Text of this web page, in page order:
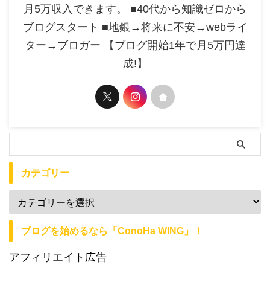
月5万収入できます。 ■40代から知識ゼロから
ブログスタート ■地銀→将来に不安→webライ
ター→ブロガー 【ブログ開始1年で月5万円達
成!】
カテゴリー
ブログを始めるなら「ConoHa WING」！
アフィリエイト広告